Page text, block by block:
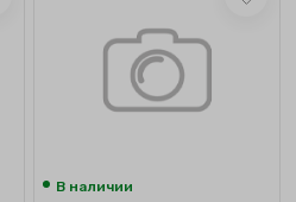
В наличии